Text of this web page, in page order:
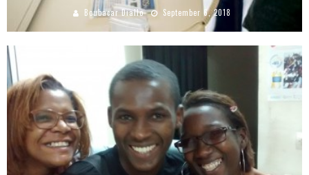
Boubacar Diallo September 6, 2018